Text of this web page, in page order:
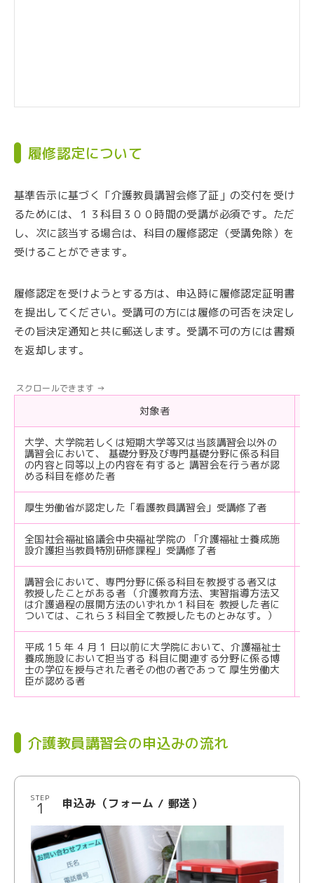
履修認定について
基準告示に基づく「介護教員講習会修了証」の交付を受け
るためには、１３科目３００時間の受講が必須です。ただ
し、次に該当する場合は、科目の履修認定（受講免除）を
受けることができます。
履修認定を受けようとする方は、申込時に履修認定証明書
を提出してください。受講可の方には履修の可否を決定し
その旨決定通知と共に郵送します。受講不可の方には書類
を返却します。
対象者
大学、大学院若しくは短期大学等又は当該講習会以外の
講習会において、 基礎分野及び専門基礎分野に係る科目
の内容と同等以上の内容を有すると 講習会を行う者が認
める科目を修めた者
厚生労働省が認定した「看護教員講習会」受講修了者
全国社会福祉協議会中央福祉学院の 「介護福祉士養成施
設介護担当教員特別研修課程」受講修了者
講習会において、専門分野に係る科目を教授する者又は
教授したことがある者 （介護教育方法、実習指導方法又
は介護過程の展開方法のいずれか１科目を 教授した者に
ついては、これら３科目全て教授したものとみなす。）
平成 15 年 4 月 1 日以前に大学院において、介護福祉士
養成施設において担当する 科目に関連する分野に係る博
士の学位を授与された者その他の者であって 厚生労働大
臣が認める者
介護教員講習会の申込みの流れ
STEP 申込み（フォーム / 郵送）